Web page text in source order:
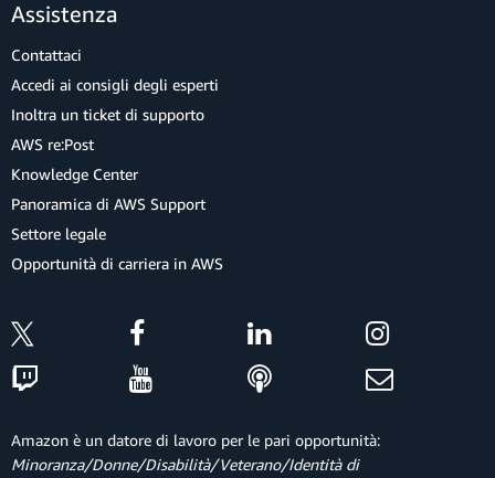
Assistenza
Contattaci
Accedi ai consigli degli esperti
Inoltra un ticket di supporto
AWS re:Post
Knowledge Center
Panoramica di AWS Support
Settore legale
Opportunità di carriera in AWS
Amazon è un datore di lavoro per le pari opportunità:
Minoranza/Donne/Disabilità/Veterano/Identità di